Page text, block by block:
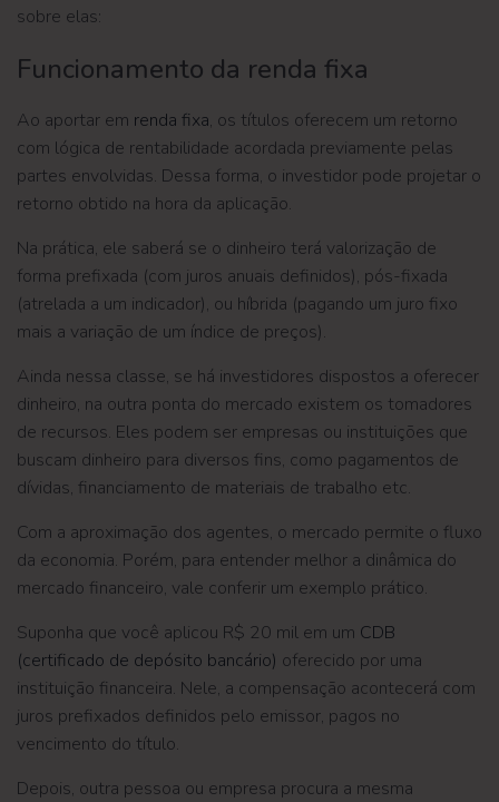
sobre elas:
Funcionamento da renda fixa
Ao aportar em renda fixa, os títulos oferecem um retorno
com lógica de rentabilidade acordada previamente pelas
partes envolvidas. Dessa forma, o investidor pode projetar o
retorno obtido na hora da aplicação.
Na prática, ele saberá se o dinheiro terá valorização de
forma prefixada (com juros anuais definidos), pós-fixada
(atrelada a um indicador), ou híbrida (pagando um juro fixo
mais a variação de um índice de preços).
Ainda nessa classe, se há investidores dispostos a oferecer
dinheiro, na outra ponta do mercado existem os tomadores
de recursos. Eles podem ser empresas ou instituições que
buscam dinheiro para diversos fins, como pagamentos de
dívidas, financiamento de materiais de trabalho etc.
Com a aproximação dos agentes, o mercado permite o fluxo
da economia. Porém, para entender melhor a dinâmica do
mercado financeiro, vale conferir um exemplo prático.
Suponha que você aplicou R$ 20 mil em um CDB
(certificado de depósito bancário) oferecido por uma
instituição financeira. Nele, a compensação acontecerá com
juros prefixados definidos pelo emissor, pagos no
vencimento do título.
Depois, outra pessoa ou empresa procura a mesma